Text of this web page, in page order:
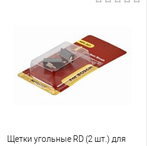
К сравнению
В избранное
Щетки угольные RD (2 шт.) для